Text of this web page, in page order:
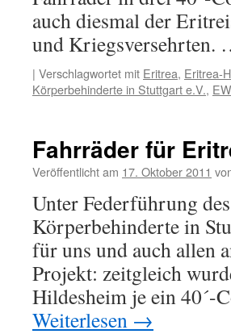
auch diesmal der
und Kriegsversehrten.
| Verschlagwortet mit Eritrea, Eritrea-
Körperbehinderte in Stuttgart e.V.,
Fahrräder für
Veröffentlicht am 17. Oktober 2011
Unter Federführung
Körperbehinderte in
für uns und auch allen
Projekt: zeitgleich
Hildesheim je ein
Weiterlesen →